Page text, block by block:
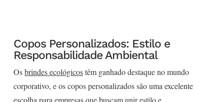
Copos Personalizados: Estilo e
Responsabilidade Ambiental
Osbrindes ecológicostêm ganhado destaque no mundo
corporativo, e os copos personalizados são uma excelente
escolha para empresas que buscam unir estilo e